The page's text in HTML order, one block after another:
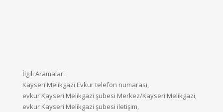
İlgili Aramalar:
Kayseri Melikgazi Evkur telefon numarası,
evkur Kayseri Melikgazi şubesi Merkez/Kayseri Melikgazi,
evkur Kayseri Melikgazi şubesi iletişim,